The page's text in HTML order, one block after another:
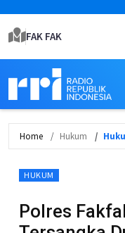
FAK FAK
Home Hukum
HUKUM
Polres